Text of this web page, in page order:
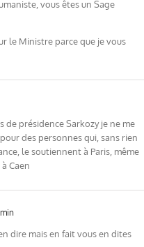
vous êtes un Sage
le Ministre parce que je vous
de présidence Sarkozy je ne me
des personnes qui, sans rien
le soutiennent à Paris, même
Caen
dire mais en fait vous en dites